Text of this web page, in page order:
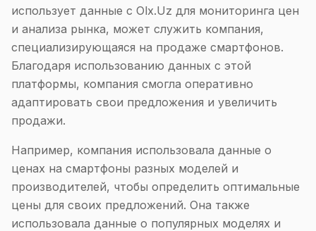
использует данные с Olx.Uz для мониторинга цен
и анализа рынка, может служить компания,
специализирующаяся на продаже смартфонов.
Благодаря использованию данных с этой
платформы, компания смогла оперативно
адаптировать свои предложения и увеличить
продажи.
Например, компания использовала данные о
ценах на смартфоны разных моделей и
производителей, чтобы определить оптимальные
цены для своих предложений. Она также
использовала данные о популярных моделях и